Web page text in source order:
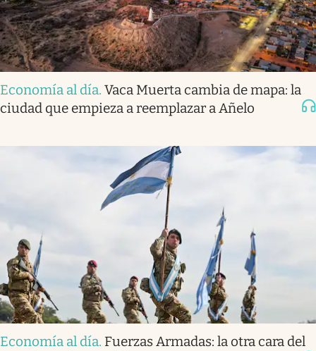
Economía al día. Vaca Muerta cambia de mapa: la
ciudad que empieza a reemplazar a Añelo
Economía al día. Fuerzas Armadas: la otra cara del